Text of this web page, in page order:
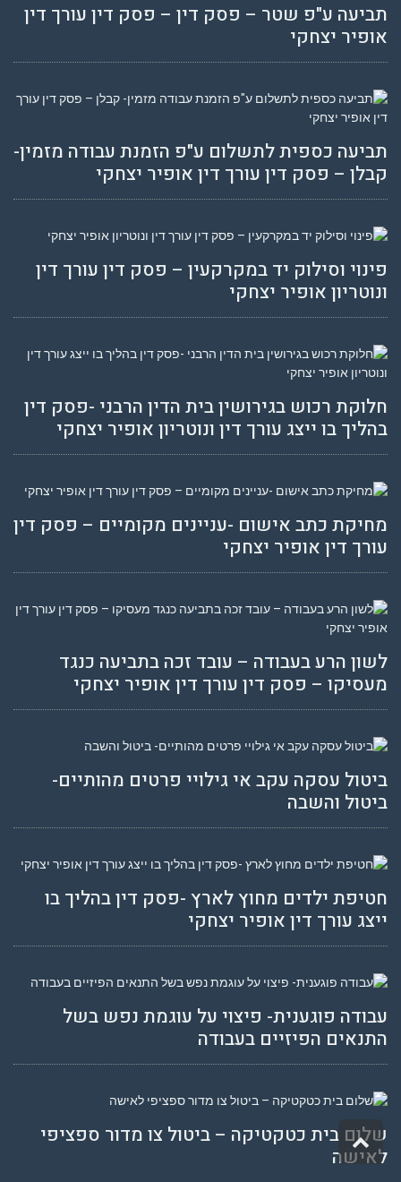
תביעה ע"פ שטר – פסק דין – פסק דין עורך דין
אופיר יצחקי
תביעה כספית לתשלום ע"פ הזמנת עבודה מזמין-
קבלן – פסק דין עורך דין אופיר יצחקי
פינוי וסילוק יד במקרקעין – פסק דין עורך דין
ונוטריון אופיר יצחקי
חלוקת רכוש בגירושין בית הדין הרבני -פסק דין
בהליך בו ייצג עורך דין ונוטריון אופיר יצחקי
מחיקת כתב אישום -עניינים מקומיים – פסק דין
עורך דין אופיר יצחקי
לשון הרע בעבודה – עובד זכה בתביעה כנגד
מעסיקו – פסק דין עורך דין אופיר יצחקי
ביטול עסקה עקב אי גילויי פרטים מהותיים-
ביטול והשבה
חטיפת ילדים מחוץ לארץ -פסק דין בהליך בו
ייצג עורך דין אופיר יצחקי
עבודה פוגענית- פיצוי על עוגמת נפש בשל
התנאים הפיזיים בעבודה
שלום בית כטקטיקה – ביטול צו מדור ספציפי
לאישה
גלילה
לראש